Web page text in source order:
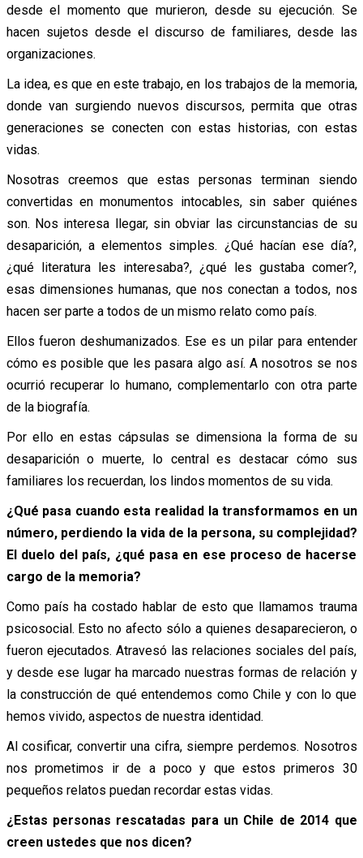
desde el momento que murieron, desde su ejecución. Se
hacen sujetos desde el discurso de familiares, desde las
organizaciones.
La idea, es que en este trabajo, en los trabajos de la memoria,
donde van surgiendo nuevos discursos, permita que otras
generaciones se conecten con estas historias, con estas
vidas.
Nosotras creemos que estas personas terminan siendo
convertidas en monumentos intocables, sin saber quiénes
son. Nos interesa llegar, sin obviar las circunstancias de su
desaparición, a elementos simples. ¿Qué hacían ese día?,
¿qué literatura les interesaba?, ¿qué les gustaba comer?,
esas dimensiones humanas, que nos conectan a todos, nos
hacen ser parte a todos de un mismo relato como país.
Ellos fueron deshumanizados. Ese es un pilar para entender
cómo es posible que les pasara algo así. A nosotros se nos
ocurrió recuperar lo humano, complementarlo con otra parte
de la biografía.
Por ello en estas cápsulas se dimensiona la forma de su
desaparición o muerte, lo central es destacar cómo sus
familiares los recuerdan, los lindos momentos de su vida.
¿Qué pasa cuando esta realidad la transformamos en un
número, perdiendo la vida de la persona, su complejidad?
El duelo del país, ¿qué pasa en ese proceso de hacerse
cargo de la memoria?
Como país ha costado hablar de esto que llamamos trauma
psicosocial. Esto no afecto sólo a quienes desaparecieron, o
fueron ejecutados. Atravesó las relaciones sociales del país,
y desde ese lugar ha marcado nuestras formas de relación y
la construcción de qué entendemos como Chile y con lo que
hemos vivido, aspectos de nuestra identidad.
Al cosificar, convertir una cifra, siempre perdemos. Nosotros
nos prometimos ir de a poco y que estos primeros 30
pequeños relatos puedan recordar estas vidas.
¿Estas personas rescatadas para un Chile de 2014 que
creen ustedes que nos dicen?